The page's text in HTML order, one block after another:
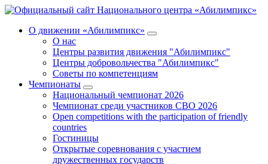
О движении «Абилимпикс»
О нас
Центры развития движения "Абилимпикс"
Центры добровольчества "Абилимпикс"
Советы по компетенциям
Чемпионаты
Национальный чемпионат 2026
Чемпионат среди участников СВО 2026
Open competitions with the participation of friendly
countries
Гостиницы
Открытые соревнования с участием
дружественных государств